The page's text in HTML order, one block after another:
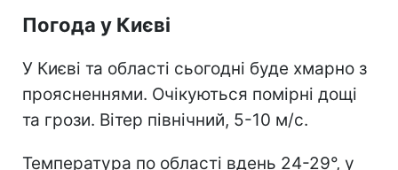
Погода у Києві
У Києві та області сьогодні буде хмарно з
проясненнями. Очікуються помірні дощі
та грози. Вітер північний, 5-10 м/с.
Температура по області вдень 24-29°, у